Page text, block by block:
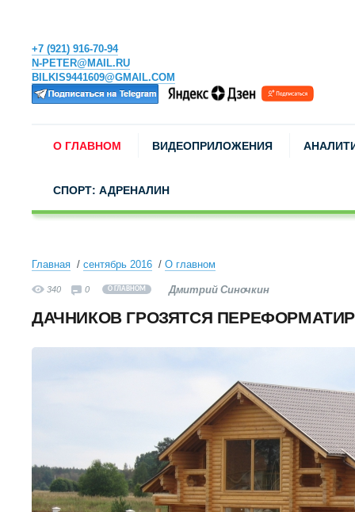
+7 (921) 916-70-94
N-PETER@MAIL.RU
BILKIS9441609@GMAIL.COM
О ГЛАВНОМ ВИДЕОПРИЛОЖЕНИЯ
СПОРТ: АДРЕНАЛИН
Главная сентябрь 2016 О главном
340 0 О ГЛАВНОМ Дмитрий Синочкин
ДАЧНИКОВ ГРОЗЯТСЯ